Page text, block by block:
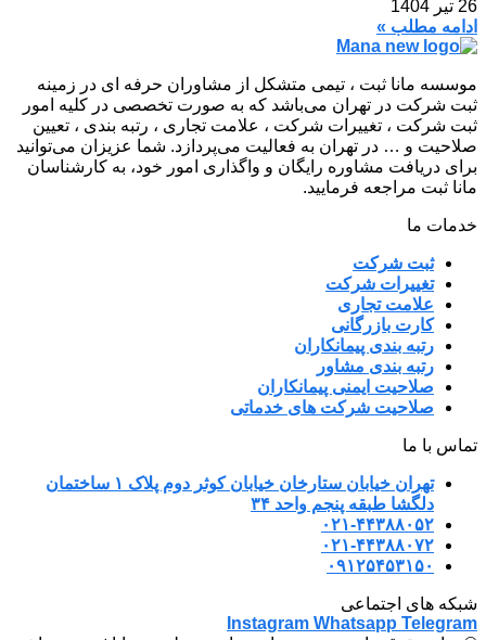
26 تیر 1404
ادامه مطلب »
موسسه مانا ثبت ، تیمی متشکل از مشاوران حرفه ای در زمینه
ثبت شرکت در تهران می‌باشد که به صورت تخصصی در کلیه امور
ثبت شرکت ، تغییرات شرکت ، علامت تجاری ، رتبه بندی ، تعیین
صلاحیت و … در تهران به فعالیت می‌پردازد. شما عزیزان می‌توانید
برای دریافت مشاوره رایگان و واگذاری امور خود، به کارشناسان
مانا ثبت مراجعه فرمایید.
خدمات ما
ثبت شرکت
تغییرات شرکت
علامت تجاری
کارت بازرگانی
رتبه بندی پیمانکاران
رتبه بندی مشاور
صلاحیت ایمنی پیمانکاران
صلاحیت شرکت های خدماتی
تماس با ما
تهران خیابان ستارخان خیابان کوثر دوم پلاک ۱ ساختمان
دلگشا طبقه پنجم واحد ۳۴
۰۲۱-۴۴۳۸۸۰۵۲
۰۲۱-۴۴۳۸۸۰۷۲
۰۹۱۲۵۴۵۳۱۵۰
شبکه های اجتماعی
Instagram Whatsapp Telegram